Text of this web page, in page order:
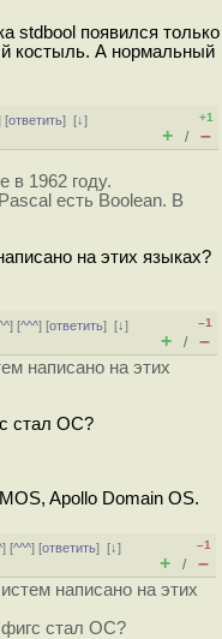
stdbool появился только
костыль. А нормальный
[ответить][↓]
+1
+ / –
в 1962 году.
есть Boolean. В
на этих языках?
] [^^^] [ответить][↓]
–1
+ / –
написано на этих
стал ОС?
Apollo Domain OS.
] [^^^] [ответить][↓]
–1
+ / –
написано на этих
стал ОС?